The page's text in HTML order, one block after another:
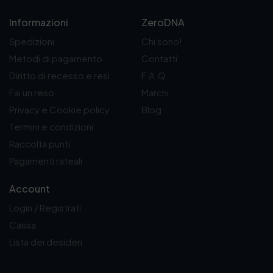
Informazioni
Spedizioni
Metodi di pagamento
Diritto di recesso e resi
Fai un reso
Privacy e Cookie policy
Termini e condizioni
Raccolta punti
Pagamenti rateali
Account
Login / Registrati
Cassa
Lista dei desideri
ZeroDNA
Chi sono!
Contatti
F.A.Q.
Marchi
Blog